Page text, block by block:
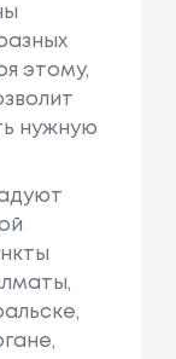
этому,
нужную